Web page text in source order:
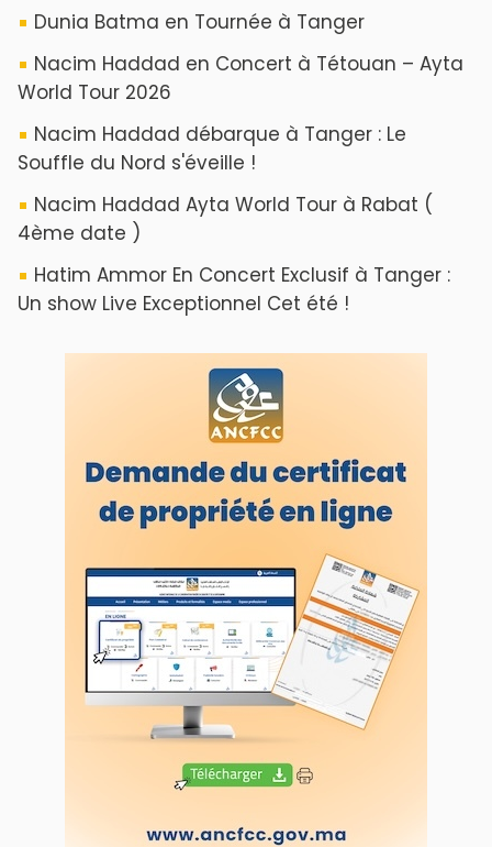
Dunia Batma en Tournée à Tanger
Nacim Haddad en Concert à Tétouan – Ayta
World Tour 2026
Nacim Haddad débarque à Tanger : Le
Souffle du Nord s'éveille !
Nacim Haddad Ayta World Tour à Rabat (
4ème date )
Hatim Ammor En Concert Exclusif à Tanger :
Un show Live Exceptionnel Cet été !